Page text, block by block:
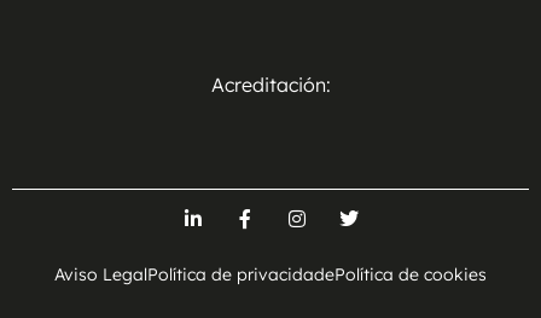
Acreditación:
Aviso LegalPolítica de privacidadePolítica de cookies